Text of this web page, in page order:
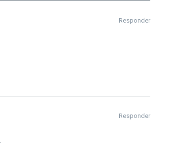
Responder
Responder